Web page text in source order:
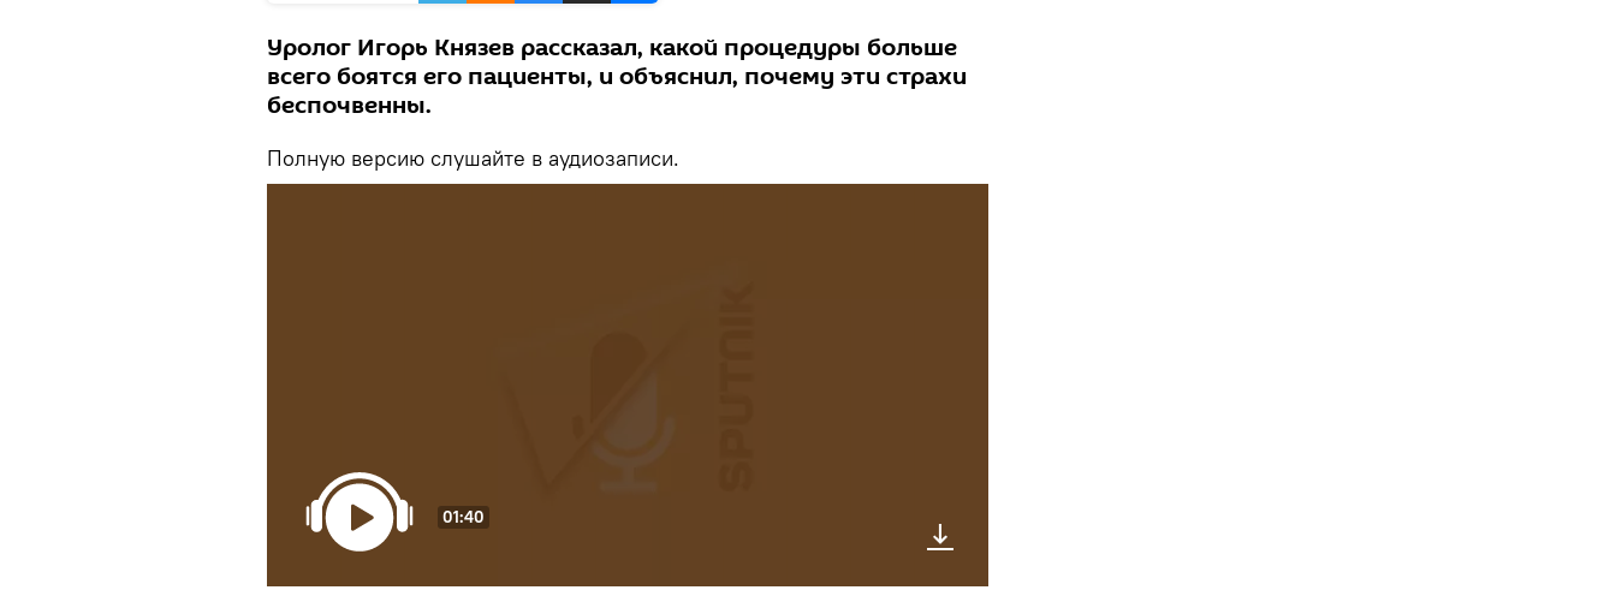
Уролог Игорь Князев рассказал, какой процедуры больше
всего боятся его пациенты, и объяснил, почему эти страхи
беспочвенны.
Полную версию слушайте в аудиозаписи.
01:40